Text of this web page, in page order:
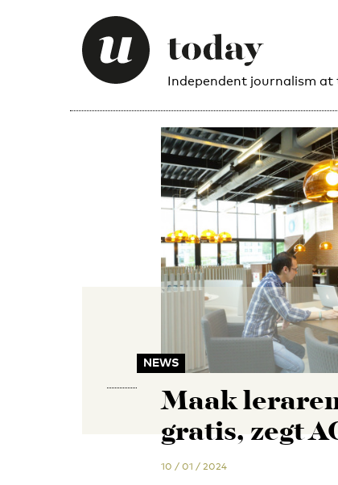
Independent journalism
NEWS
Maak
gratis, zegt
10 / 01 / 2024